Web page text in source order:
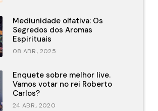
Mediunidade olfativa: Os
Segredos dos Aromas
Espirituais
08 ABR., 2025
Enquete sobre melhor live.
Vamos votar no rei Roberto
Carlos?
24 ABR., 2020